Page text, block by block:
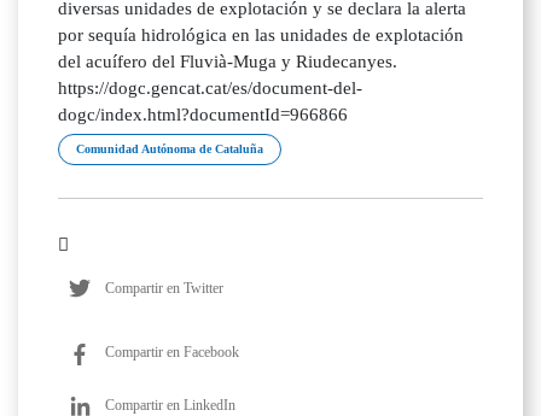
diversas unidades de explotación y se declara la alerta
por sequía hidrológica en las unidades de explotación
del acuífero del Fluvià-Muga y Riudecanyes.
https://dogc.gencat.cat/es/document-del-
dogc/index.html?documentId=966866
Comunidad Autónoma de Cataluña
Compartir en Twitter
Compartir en Facebook
Compartir en LinkedIn